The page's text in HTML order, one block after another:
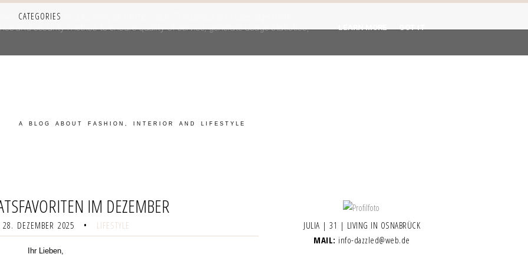
CATEGORIES
A BLOG ABOUT FASHION, INTERIOR AND LIFESTYLE
IM DEZEMBER
28. DEZEMBER 2025 • LIFESTYLE
Ihr Lieben,
JULIA | 31 | LIVING IN OSNABRÜCK
MAIL: info-dazzled@web.de
its services and to analyze traffic. Your IP address and user-agent are
and security metrics to ensure quality of service, generate usage statistics,
LEARN MORE GOT IT